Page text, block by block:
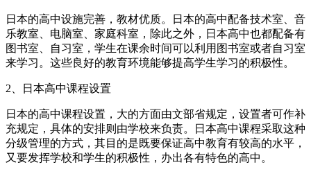
日本的高中设施完善，教材优质。日本的高中配备技术室、音
乐教室、电脑室、家庭科室，除此之外，日本高中也都配备有
图书室、自习室，学生在课余时间可以利用图书室或者自习室
来学习。这些良好的教育环境能够提高学生学习的积极性。
2、日本高中课程设置
日本的高中课程设置，大的方面由文部省规定，设置者可作补
充规定，具体的安排则由学校来负责。日本高中课程采取这种
分级管理的方式，其目的是既要保证高中教育有较高的水平，
又要发挥学校和学生的积极性，办出各有特色的高中。